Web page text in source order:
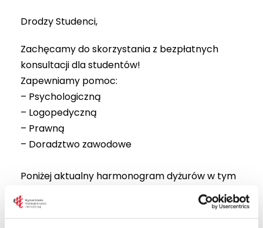
Drodzy Studenci,
Zachęcamy do skorzystania z bezpłatnych
konsultacji dla studentów!
Zapewniamy pomoc:
– Psychologiczną
– Logopedyczną
– Prawną
– Doradztwo zawodowe
Poniżej aktualny harmonogram dyżurów w tym